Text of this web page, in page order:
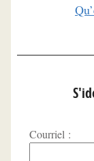
Courriel :